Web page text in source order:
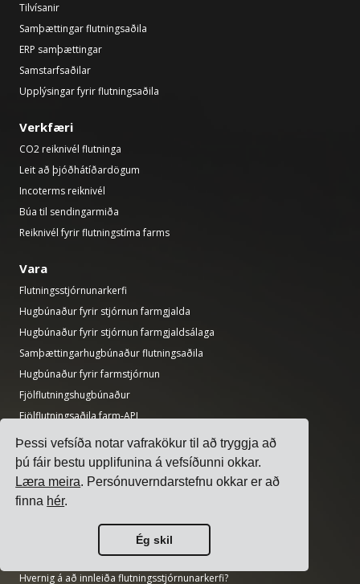
Þessi vefsíða notar vafrakökur til að tryggja að
þú fáir bestu upplifunina á vefsíðunni okkar.
Læra meira. Persónuverndarstefnu okkar er að
finna hér.
Ég skil
Tilvísanir
Samþættingar flutningsaðila
ERP samþættingar
Samstarfsaðilar
Upplýsingar fyrir flutningsaðila
Verkfæri
CO2 reiknivél flutninga
Leit að þjóðhátíðardögum
Incoterms reiknivél
Búa til sendingarmiða
Reiknivél fyrir flutningstíma farms
Vara
Flutningsstjórnunarkerfi
Hugbúnaður fyrir stjórnun farmgjalda
Hugbúnaður fyrir stjórnun farmgjaldsálaga
Samþættingarhugbúnaður flutningsaðila
Hugbúnaður fyrir farmstjórnun
Fjölflutningshugbúnaður
Fjölflutningsaðila farm-API
Hugbúnaður fyrir tímasetningu lestunarbryggju
Hugbúnaður fyrir vörustjórnunardeildir
Leiðbeiningar
Hvernig á að velja fjölflutningshugbúnað?
Hvernig á að framkvæma einfalt flutningsútboð?
Hvernig á að innleiða flutningsstjórnunarkerfi?